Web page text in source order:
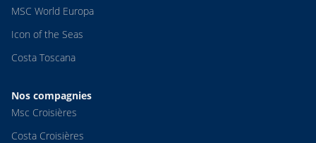
MSC World Europa
Icon of the Seas
Costa Toscana
Nos compagnies
Msc Croisières
Costa Croisières